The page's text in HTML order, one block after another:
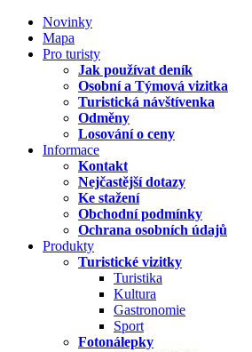
Novinky
Mapa
Pro turisty
Jak používat deník
Osobní a Týmová vizitka
Turistická návštívenka
Odměny
Losování o ceny
Informace
Kontakt
Nejčastější dotazy
Ke stažení
Obchodní podmínky
Ochrana osobních údajů
Produkty
Turistické vizitky
Turistika
Kultura
Gastronomie
Sport
Fotonálepky